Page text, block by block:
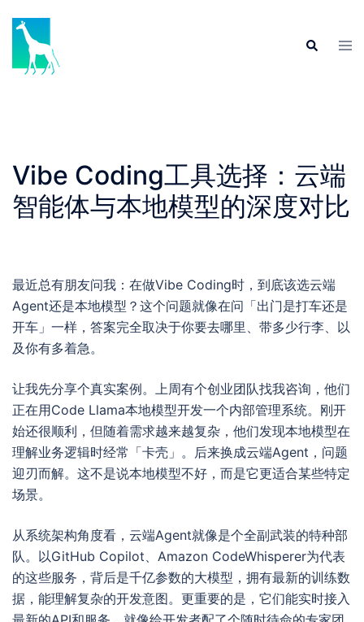
content
Search
Vibe Coding工具选择：云端
智能体与本地模型的深度对比
最近总有朋友问我：在做Vibe Coding时，到底该选云端
Agent还是本地模型？这个问题就像在问「出门是打车还是
开车」一样，答案完全取决于你要去哪里、带多少行李、以
及你有多着急。
让我先分享个真实案例。上周有个创业团队找我咨询，他们
正在用Code Llama本地模型开发一个内部管理系统。刚开
始还很顺利，但随着需求越来越复杂，他们发现本地模型在
理解业务逻辑时经常「卡壳」。后来换成云端Agent，问题
迎刃而解。这不是说本地模型不好，而是它更适合某些特定
场景。
从系统架构角度看，云端Agent就像是个全副武装的特种部
队。以GitHub Copilot、Amazon CodeWhisperer为代表
的这些服务，背后是千亿参数的大模型，拥有最新的训练数
据，能理解复杂的开发意图。更重要的是，它们能实时接入